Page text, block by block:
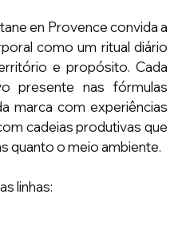
en Provence convida a
como um ritual diário
e propósito. Cada
presente nas fórmulas
marca com experiências
cadeias produtivas que
quanto o meio ambiente.
linhas: